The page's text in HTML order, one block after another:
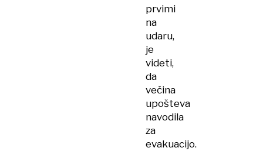
prvimi
na
udaru,
je
videti,
da
večina
upošteva
navodila
za
evakuacijo.